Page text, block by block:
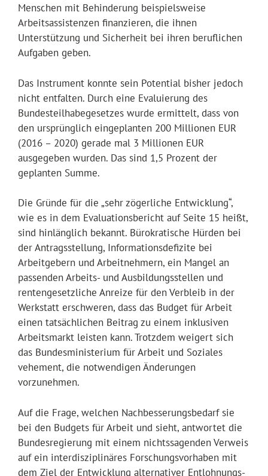
Menschen mit Behinderung beispielsweise
Arbeitsassistenzen finanzieren, die ihnen
Unterstützung und Sicherheit bei ihren beruflichen
Aufgaben geben.
Das Instrument konnte sein Potential bisher jedoch
nicht entfalten. Durch eine Evaluierung des
Bundesteilhabegesetzes wurde ermittelt, dass von
den ursprünglich eingeplanten 200 Millionen EUR
(2016 – 2020) gerade mal 3 Millionen EUR
ausgegeben wurden. Das sind 1,5 Prozent der
geplanten Summe.
Die Gründe für die „sehr zögerliche Entwicklung“,
wie es in dem Evaluationsbericht auf Seite 15 heißt,
sind hinlänglich bekannt. Bürokratische Hürden bei
der Antragsstellung, Informationsdefizite bei
Arbeitgebern und Arbeitnehmern, ein Mangel an
passenden Arbeits- und Ausbildungsstellen und
rentengesetzliche Anreize für den Verbleib in der
Werkstatt erschweren, dass das Budget für Arbeit
einen tatsächlichen Beitrag zu einem inklusiven
Arbeitsmarkt leisten kann. Trotzdem weigert sich
das Bundesministerium für Arbeit und Soziales
vehement, die notwendigen Änderungen
vorzunehmen.
Auf die Frage, welchen Nachbesserungsbedarf sie
bei den Budgets für Arbeit und sieht, antwortet die
Bundesregierung mit einem nichtssagenden Verweis
auf ein interdisziplinäres Forschungsvorhaben mit
dem Ziel der Entwicklung alternativer Entlohnungs-